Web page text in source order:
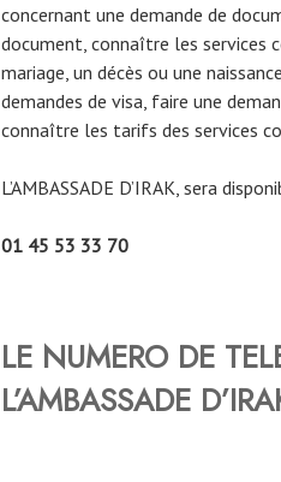
concernant une demande de
document, connaître les services
mariage, un décès ou une
demandes de visa, faire une
connaître les tarifs des services
L’AMBASSADE D’IRAK, sera
01 45 53 33 70
LE NUMERO DE
L’AMBASSADE